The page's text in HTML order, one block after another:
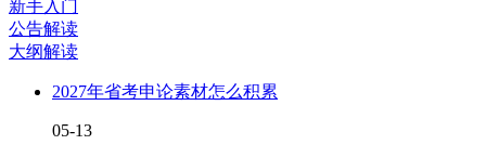
新手入门
公告解读
大纲解读
2027年省考申论素材怎么积累
05-13